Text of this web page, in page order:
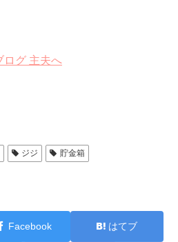
ジジ 貯金箱
Facebook はてブ